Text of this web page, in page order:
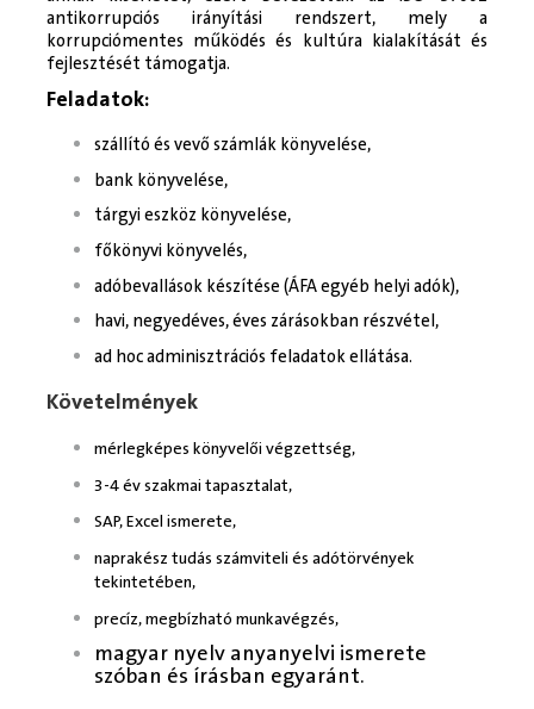
antikorrupciós irányítási rendszert, mely a
korrupciómentes működés és kultúra kialakítását és
fejlesztését támogatja.
Feladatok:
szállító és vevő számlák könyvelése,
bank könyvelése,
tárgyi eszköz könyvelése,
főkönyvi könyvelés,
adóbevallások készítése (ÁFA egyéb helyi adók),
havi, negyedéves, éves zárásokban részvétel,
ad hoc adminisztrációs feladatok ellátása.
Követelmények
mérlegképes könyvelői végzettség,
3-4 év szakmai tapasztalat,
SAP, Excel ismerete,
naprakész tudás számviteli és adótörvények
tekintetében,
precíz, megbízható munkavégzés,
magyar nyelv anyanyelvi ismerete
szóban és írásban egyaránt.